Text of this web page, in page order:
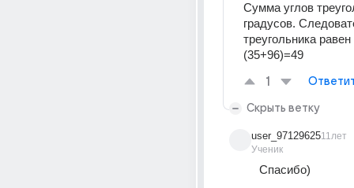
Сумма углов
градусов.
треугольника
(35+96)=49
1
Скрыть ветку
user_97129625
Ученик
11лет
Спасибо)